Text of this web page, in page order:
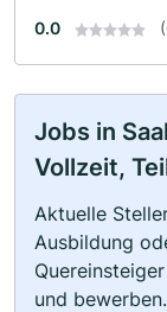
0.0
Jobs in
Vollzeit,
Aktuelle
Ausbildung
und bewerben.